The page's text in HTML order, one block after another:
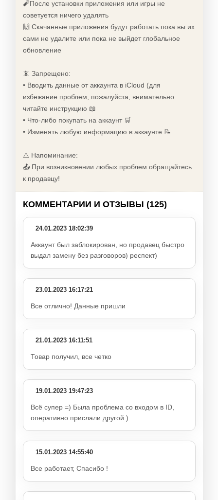
🧨После установки приложения или игры не
советуется ничего удалять
🙌 Скачанные приложения будут работать пока вы их
сами не удалите или пока не выйдет глобальное
обновление
📵 Запрещено:
• Вводить данные от аккаунта в iCloud (для
избежание проблем, пожалуйста, внимательно
читайте инструкцию 📖
• Что-либо покупать на аккаунт 🛒
• Изменять любую информацию в аккаунте 📝
⚠️ Напоминание:
📤 При возникновении любых проблем обращайтесь
к продавцу!
КОММЕНТАРИИ И ОТЗЫВЫ (125)
24.01.2023 18:02:39
Аккаунт был заблокирован, но продавец быстро
выдал замену без разговоров) респект)
23.01.2023 16:17:21
Все отлично! Данные пришли
21.01.2023 16:11:51
Товар получил, все четко
19.01.2023 19:47:23
Всё супер =) Была проблема со входом в ID,
оперативно прислали другой )
15.01.2023 14:55:40
Все работает, Спасибо !